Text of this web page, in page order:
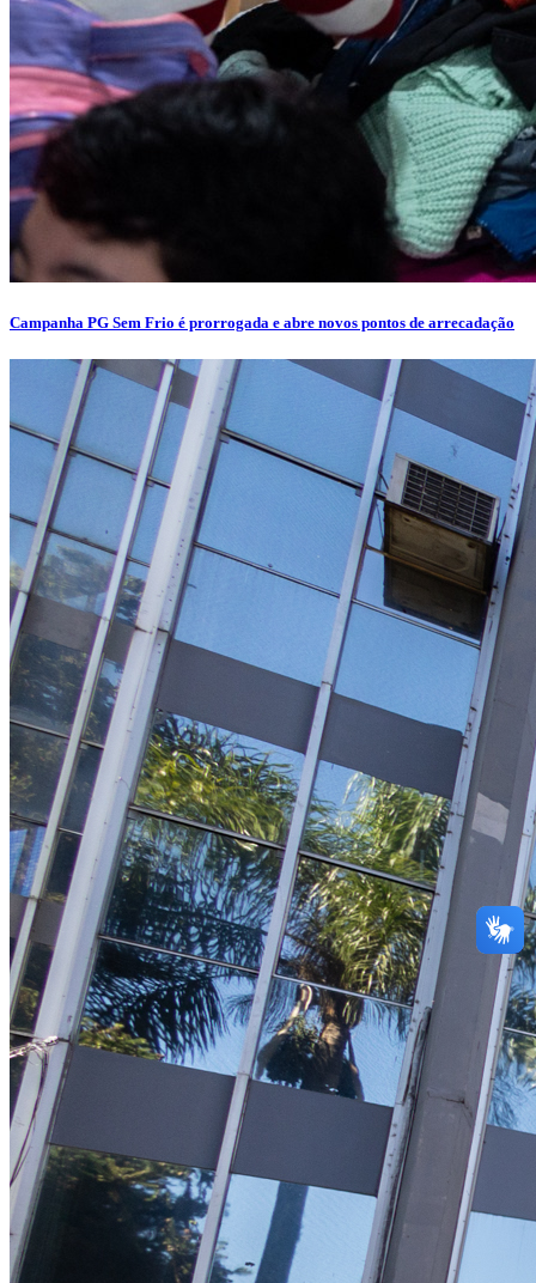
Campanha PG Sem Frio é prorrogada e abre novos pontos de arrecadação